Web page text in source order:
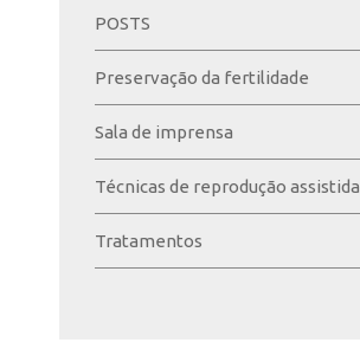
POSTS
Preservação da fertilidade
Sala de imprensa
Técnicas de reprodução assistida
Tratamentos